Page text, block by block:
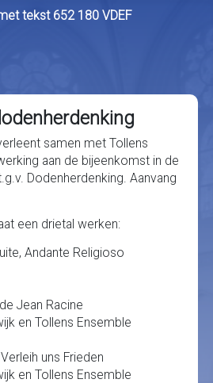
samen met Tollens
aan de bijeenkomst in de
Dodenherdenking. Aanvang
een drietal werken:
Andante Religioso
Jean Racine
en Tollens Ensemble
uns Frieden
en Tollens Ensemble